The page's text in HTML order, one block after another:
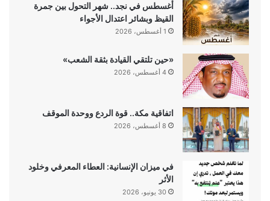
أغسطس في نجد.. شهر التحول بين جمرة
القيظ وبشائر اعتدال الأجواء
1 أغسطس، 2026
«حين تلتقي القيادة بثقة الشعب»
4 أغسطس، 2026
اتفاقية مكة.. قوة الردع ووحدة الموقف
8 أغسطس، 2026
في ميزان الإنسانية: العطاء المعرفي وخلود
الأثر
30 يونيو، 2026